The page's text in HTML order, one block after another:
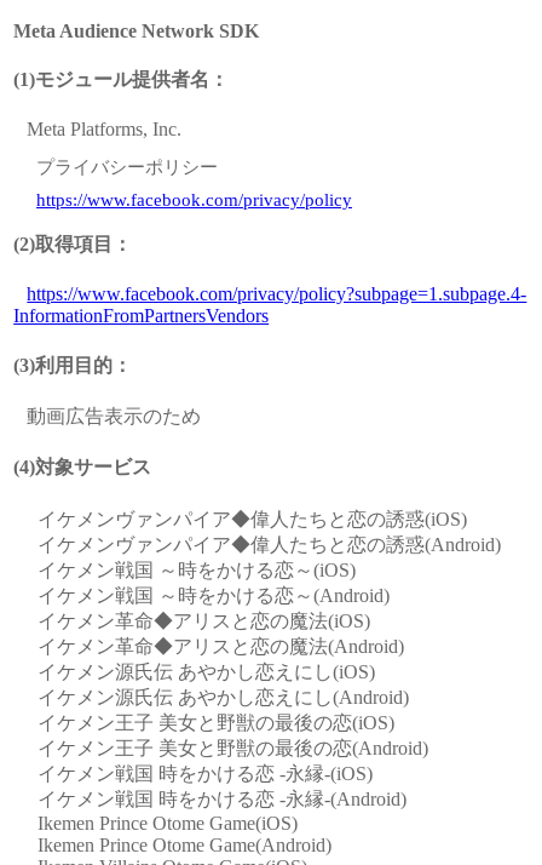
Meta Audience Network SDK
(1)モジュール提供者名：
Meta Platforms, Inc.
プライバシーポリシー
https://www.facebook.com/privacy/policy
(2)取得項目：
https://www.facebook.com/privacy/policy?subpage=1.subpage.4-
InformationFromPartnersVendors
(3)利用目的：
動画広告表示のため
(4)対象サービス
イケメンヴァンパイア◆偉人たちと恋の誘惑(iOS)
イケメンヴァンパイア◆偉人たちと恋の誘惑(Android)
イケメン戦国 ～時をかける恋～(iOS)
イケメン戦国 ～時をかける恋～(Android)
イケメン革命◆アリスと恋の魔法(iOS)
イケメン革命◆アリスと恋の魔法(Android)
イケメン源氏伝 あやかし恋えにし(iOS)
イケメン源氏伝 あやかし恋えにし(Android)
イケメン王子 美女と野獣の最後の恋(iOS)
イケメン王子 美女と野獣の最後の恋(Android)
イケメン戦国 時をかける恋 -永縁-(iOS)
イケメン戦国 時をかける恋 -永縁-(Android)
Ikemen Prince Otome Game(iOS)
Ikemen Prince Otome Game(Android)